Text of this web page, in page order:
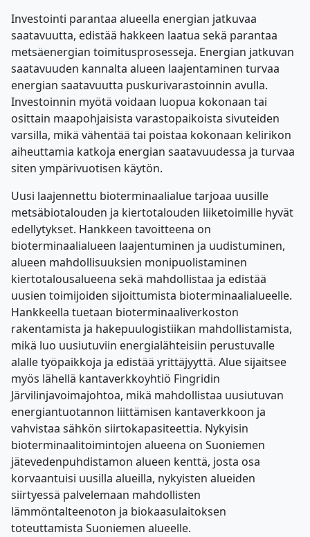
Investointi parantaa alueella energian jatkuvaa
saatavuutta, edistää hakkeen laatua sekä parantaa
metsäenergian toimitusprosesseja. Energian jatkuvan
saatavuuden kannalta alueen laajentaminen turvaa
energian saatavuutta puskurivarastoinnin avulla.
Investoinnin myötä voidaan luopua kokonaan tai
osittain maapohjaisista varastopaikoista sivuteiden
varsilla, mikä vähentää tai poistaa kokonaan kelirikon
aiheuttamia katkoja energian saatavuudessa ja turvaa
siten ympärivuotisen käytön.
Uusi laajennettu bioterminaalialue tarjoaa uusille
metsäbiotalouden ja kiertotalouden liiketoimille hyvät
edellytykset. Hankkeen tavoitteena on
bioterminaalialueen laajentuminen ja uudistuminen,
alueen mahdollisuuksien monipuolistaminen
kiertotalousalueena sekä mahdollistaa ja edistää
uusien toimijoiden sijoittumista bioterminaalialueelle.
Hankkeella tuetaan bioterminaaliverkoston
rakentamista ja hakepuulogistiikan mahdollistamista,
mikä luo uusiutuviin energialähteisiin perustuvalle
alalle työpaikkoja ja edistää yrittäjyyttä. Alue sijaitsee
myös lähellä kantaverkkoyhtiö Fingridin
Järvilinjavoimajohtoa, mikä mahdollistaa uusiutuvan
energiantuotannon liittämisen kantaverkkoon ja
vahvistaa sähkön siirtokapasiteettia. Nykyisin
bioterminaalitoimintojen alueena on Suoniemen
jätevedenpuhdistamon alueen kenttä, josta osa
korvaantuisi uusilla alueilla, nykyisten alueiden
siirtyessä palvelemaan mahdollisten
lämmöntalteenoton ja biokaasulaitoksen
toteuttamista Suoniemen alueelle.